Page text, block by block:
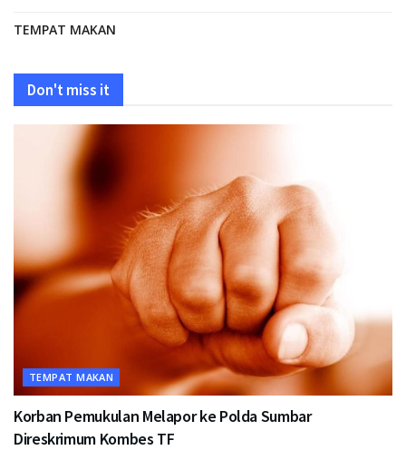
TEMPAT MAKAN
Don't miss it
TEMPAT MAKAN
Korban Pemukulan Melapor ke Polda Sumbar
Direskrimum Kombes TF